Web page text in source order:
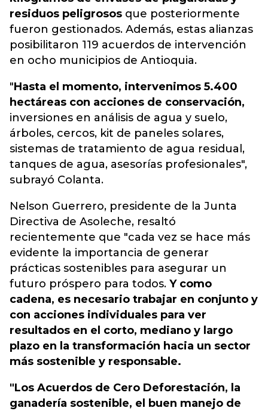
residuos peligrosos que posteriormente
fueron gestionados. Además, estas alianzas
posibilitaron 119 acuerdos de intervención
en ocho municipios de Antioquia.
"Hasta el momento, intervenimos 5.400
hectáreas con acciones de conservación,
inversiones en análisis de agua y suelo,
árboles, cercos, kit de paneles solares,
sistemas de tratamiento de agua residual,
tanques de agua, asesorías profesionales",
subrayó Colanta.
Nelson Guerrero, presidente de la Junta
Directiva de Asoleche, resaltó
recientemente que "cada vez se hace más
evidente la importancia de generar
prácticas sostenibles para asegurar un
futuro próspero para todos. Y como
cadena, es necesario trabajar en conjunto y
con acciones individuales para ver
resultados en el corto, mediano y largo
plazo en la transformación hacia un sector
más sostenible y responsable.
"Los Acuerdos de Cero Deforestación, la
ganadería sostenible, el buen manejo de